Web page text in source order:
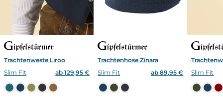
Trachtenweste Liroo
Slim Fit
ab 129,95 €
Trachtenhose Zinara
Slim Fit
ab 89,95 €
Slim Fit